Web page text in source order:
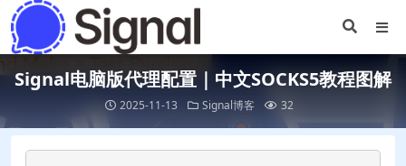
Signal电脑版代理配置｜中文SOCKS5教程图解
2025-11-13 Signal博客 32